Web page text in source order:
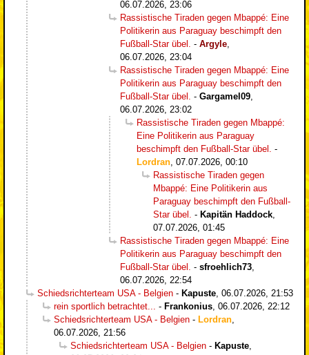
06.07.2026, 23:06
Rassistische Tiraden gegen Mbappé: Eine
Politikerin aus Paraguay beschimpft den
Fußball-Star übel.
- Argyle
06.07.2026, 23:04
Rassistische Tiraden gegen Mbappé: Eine
Politikerin aus Paraguay beschimpft den
Fußball-Star übel.
- Gargamel09
06.07.2026, 23:02
Rassistische Tiraden gegen Mbappé:
Eine Politikerin aus Paraguay
beschimpft den Fußball-Star übel.
-
Lordran 07.07.2026, 00:10
Rassistische Tiraden gegen
Mbappé: Eine Politikerin aus
Paraguay beschimpft den Fußball-
Star übel.
- Kapitän Haddock
07.07.2026, 01:45
Rassistische Tiraden gegen Mbappé: Eine
Politikerin aus Paraguay beschimpft den
Fußball-Star übel.
- sfroehlich73
06.07.2026, 22:54
Schiedsrichterteam USA - Belgien - Kapuste 06.07.2026, 21:53
rein sportlich betrachtet...
- Frankonius 06.07.2026, 22:12
Schiedsrichterteam USA - Belgien - Lordran
06.07.2026, 21:56
Schiedsrichterteam USA - Belgien - Kapuste